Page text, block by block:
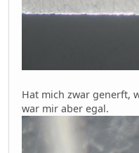
Hat mich zwar generft,
war mir aber egal.